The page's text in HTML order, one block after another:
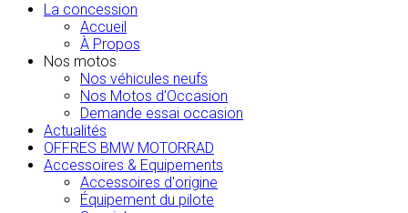
La concession
Accueil
À Propos
Nos motos
Nos véhicules neufs
Nos Motos d'Occasion
Demande essai occasion
Actualités
OFFRES BMW MOTORRAD
Accessoires & Equipements
Accessoires d'origine
Équipement du pilote